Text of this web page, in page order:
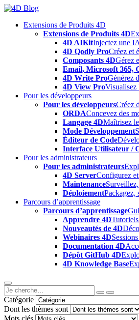
Skip
contentExtensions de Produits 4D
Extensions de Produits 4D
4D AIKitInjectez une
4D Qodly ProCréez et
Composants 4DGérez
Email, Microsoft 365,
4D Write ProGénérez
4D View ProVisualisez
Pour les développeurs
Pour les développeursCréez
ORDAConcevez des
Langage 4DMaîtrisez
Mode Développement
Éditeur de Code
Interface Utilisateur /
Pour les administrateurs
Pour les administrateurs
4D ServerConfigurez
Maintenance
DéploiementPackagez,
Parcours d’apprentissage
Parcours d’apprentissage
Apprendre 4D
Nouveautés de 4D
Webinaires 4D
Documentation 4D
Dépôt GitHub 4D
4D Knowledge Base
Catégorie
Dont les thèmes sont
Mots clés